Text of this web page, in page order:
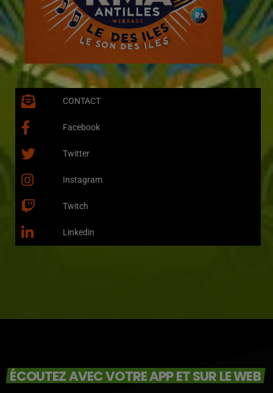
CONTACT
Facebook
Twitter
Instagram
Twitch
Linkedin
ÉCOUTEZ AVEC VOTRE APP ET SUR LE WEB